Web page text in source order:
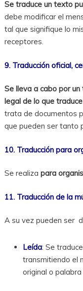
Se traduce un texto
debe modificar el
tal que signifique lo
receptores.
9. Traducción oficial,
Se lleva a cabo por
legal de lo que traduce
trata de documentos
que pueden ser tanto
10. Traducción para
Se realiza para
11. Traducción de la
A su vez pueden ser
Leída: Se
transmitiendo el
original o palabra